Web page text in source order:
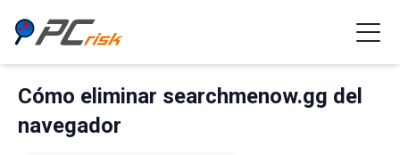
Cómo eliminar searchmenow.gg del
navegador